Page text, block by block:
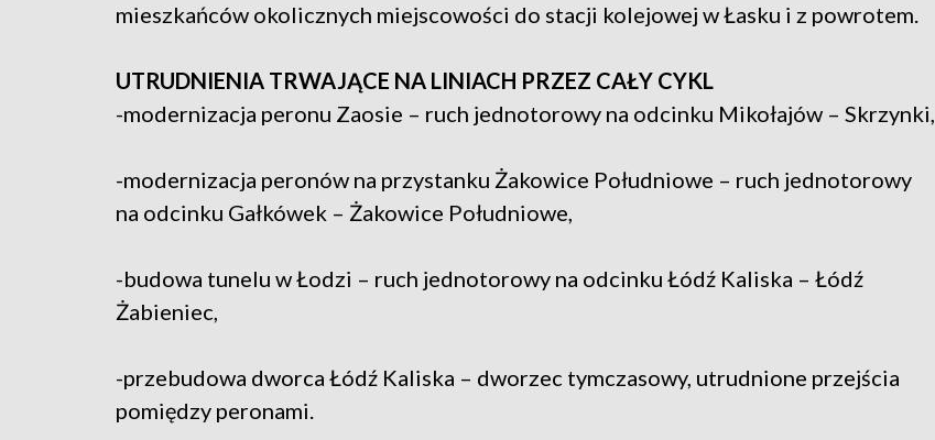
mieszkańców okolicznych miejscowości do stacji kolejowej w Łasku i z powrotem.
UTRUDNIENIA TRWAJĄCE NA LINIACH PRZEZ CAŁY CYKL
-modernizacja peronu Zaosie – ruch jednotorowy na odcinku Mikołajów – Skrzynki,
-modernizacja peronów na przystanku Żakowice Południowe – ruch jednotorowy
na odcinku Gałkówek – Żakowice Południowe,
-budowa tunelu w Łodzi – ruch jednotorowy na odcinku Łódź Kaliska – Łódź
Żabieniec,
-przebudowa dworca Łódź Kaliska – dworzec tymczasowy, utrudnione przejścia
pomiędzy peronami.